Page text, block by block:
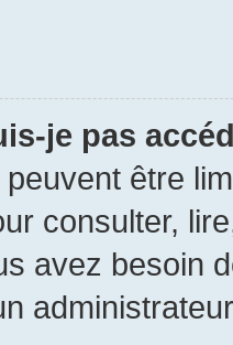
je pas
être
consulter,
avez besoin